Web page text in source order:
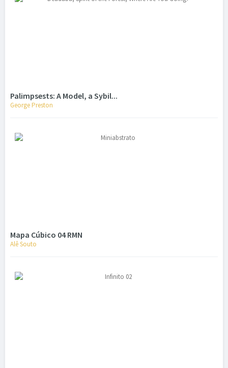
Palimpsests: A Model, a Sybil...
George Preston
Mapa Cúbico 04 RMN
Alê Souto